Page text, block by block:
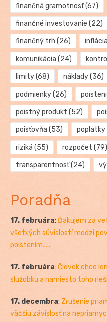
finančná gramotnosť(67)
finančné investovanie (22)
finančný trh (26) inflácia
komunikácia (24)
limity(68) náklady(36)
podmienky(26)
poistný produkt (52)
poisťovňa (53) poplatky
riziká (55) rozpočet (79)
transparentnosť(24)
Poradňa
17. februára: Ďakujem za
všetkých súvislostí medzi
poistením......
17. februára: Človek chce
služobku a namiesto toho
17. decembra: Zrušenie
väčšiu závislosť na